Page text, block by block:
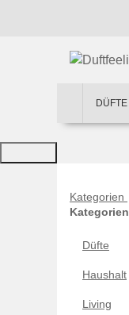
DÜFTE
Kategorien
Kategorien
Düfte
Haushalt
Living